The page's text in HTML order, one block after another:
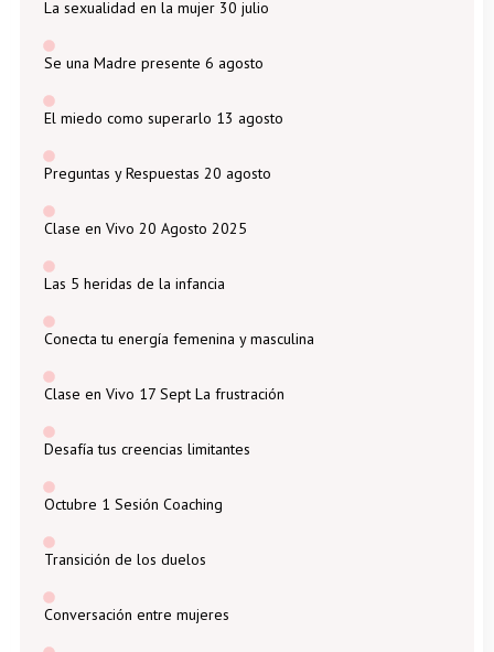
La sexualidad en la mujer 30 julio
Se una Madre presente 6 agosto
El miedo como superarlo 13 agosto
Preguntas y Respuestas 20 agosto
Clase en Vivo 20 Agosto 2025
Las 5 heridas de la infancia
Conecta tu energía femenina y masculina
Clase en Vivo 17 Sept La frustración
Desafía tus creencias limitantes
Octubre 1 Sesión Coaching
Transición de los duelos
Conversación entre mujeres